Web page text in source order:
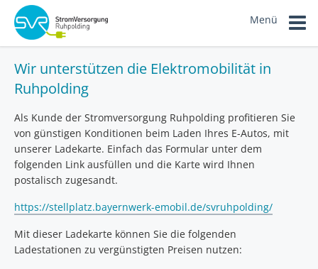
Menü
Sie sind hier:
Wir unterstützen die Elektromobilität in
Ruhpolding
Als Kunde der Stromversorgung Ruhpolding profitieren Sie
von günstigen Konditionen beim Laden Ihres E-Autos, mit
unserer Ladekarte. Einfach das Formular unter dem
folgenden Link ausfüllen und die Karte wird Ihnen
postalisch zugesandt.
https://stellplatz.bayernwerk-emobil.de/svruhpolding/
Mit dieser Ladekarte können Sie die folgenden
Ladestationen zu vergünstigten Preisen nutzen: